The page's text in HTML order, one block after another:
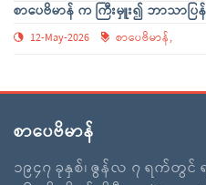
စာပေဗိမာန် က ကြီးမှူး၍ ဘာသာပြ
12-May-2026 စာပေဗိမာန်,
စာပေဗိမာန်
၁၉၄၇ ခုနှစ်၊ ဇွန်လ ၇ ရက်တွင်